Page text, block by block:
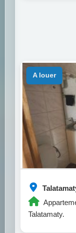
Talatamaty.
a louer